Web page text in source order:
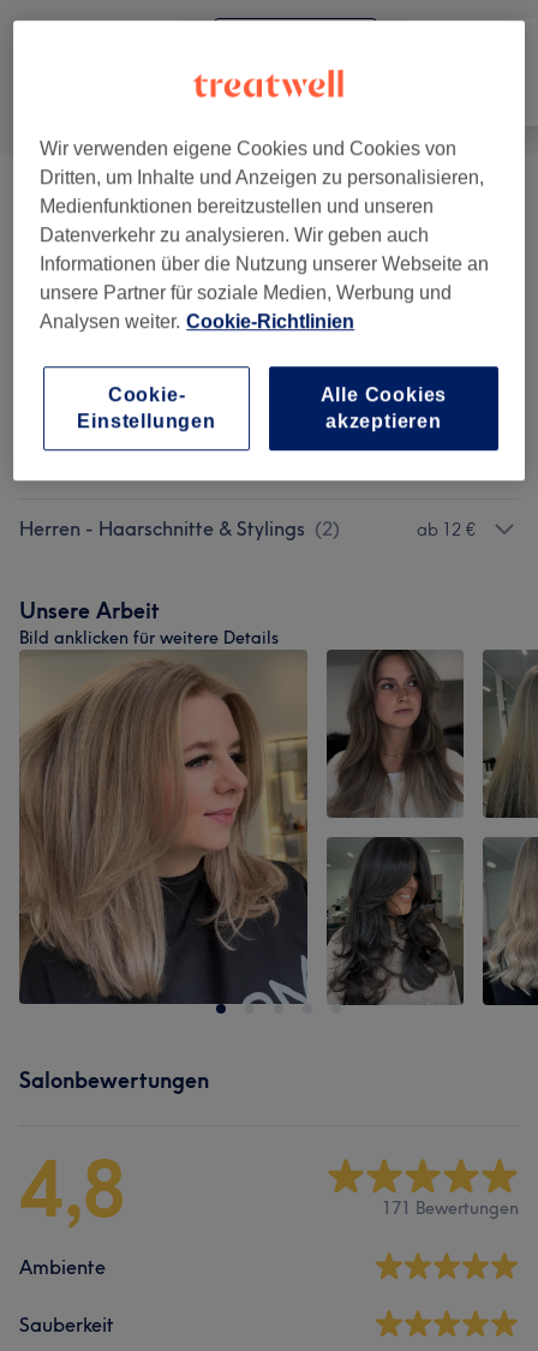
Friseur
Beratungsgespräch & Service ( Bei Neu
Kunden Immer Empfehlenswert) (3)
ab 10 €
Damen - Haarschnitte & Stylings (2 ) ab 30 €
Kopfmassage (Ammoniak Freie Haarfarbe )
Herren - Haarschnitte & Stylings (2) ab 12 €
Unsere Arbeit
Bild anklicken für weitere Details
Salonbewertungen
4,8 171 Bewertungen
Ambiente
Sauberkeit
Wir verwenden eigene Cookies und Cookies von
Dritten, um Inhalte und Anzeigen zu personalisieren,
Medienfunktionen bereitzustellen und unseren
Datenverkehr zu analysieren. Wir geben auch
Informationen über die Nutzung unserer Webseite an
unsere Partner für soziale Medien, Werbung und
Analysen weiter. Cookie-Richtlinien
Cookie-
Einstellungen
Alle Cookies
akzeptieren